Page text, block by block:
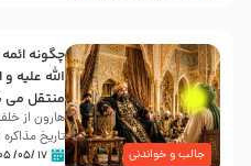
جالب و خواندنی
چگونه
الله علیه
منتقل
هارون از
تاریخ
۱۷ /۰۵/ ۱۴۰۵